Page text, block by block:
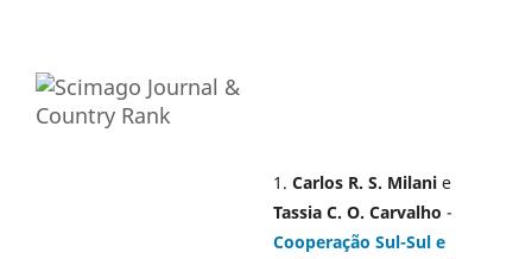
1. Carlos R. S. Milani e
Tassia C. O. Carvalho -
Cooperação Sul-Sul e